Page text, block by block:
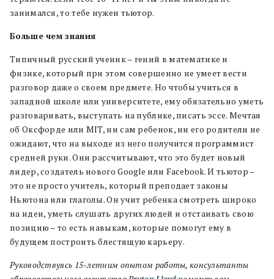
занимался, то тебе нужен тьютор.
Больше чем знания
Типичный русский ученик – гений в математике и
физике, который при этом совершенно не умеет вести
разговор даже о своем предмете. Но чтобы учиться в
западной школе или университете, ему обязательно уметь
разговаривать, выступать на публике, писать эссе. Мечтая
об Оксфорде или MIT, ни сам ребенок, ни его родители не
ожидают, что на выходе из него получится программист
средней руки. Они рассчитывают, что это будет новый
лидер, создатель нового Google или Facebook. И тьютор –
это не просто учитель, который преподает законы
Ньютона или глаголы. Он учит ребенка смотреть широко
на идеи, уметь слушать других людей и отстаивать свою
позицию – то есть навыкам, которые помогут ему в
будущем построить блестящую карьеру.
Руководствуясь 15-летним опытом работы, консультанты